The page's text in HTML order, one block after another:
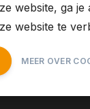
website, ga je
website te
MEER OVER